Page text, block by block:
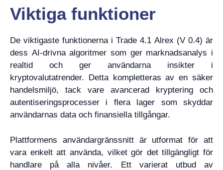
Viktiga funktioner
De viktigaste funktionerna i Trade 4.1 Alrex (V 0.4) är
dess AI-drivna algoritmer som ger marknadsanalys i
realtid och ger användarna insikter i
kryptovalutatrender. Detta kompletteras av en säker
handelsmiljö, tack vare avancerad kryptering och
autentiseringsprocesser i flera lager som skyddar
användarnas data och finansiella tillgångar.
Plattformens användargränssnitt är utformat för att
vara enkelt att använda, vilket gör det tillgängligt för
handlare på alla nivåer. Ett varierat utbud av